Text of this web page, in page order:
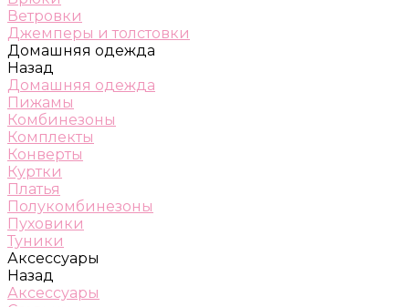
Ветровки
Джемперы и толстовки
Домашняя одежда
Назад
Домашняя одежда
Пижамы
Комбинезоны
Комплекты
Конверты
Куртки
Платья
Полукомбинезоны
Пуховики
Туники
Аксессуары
Назад
Аксессуары